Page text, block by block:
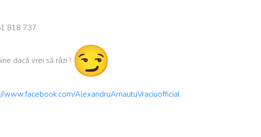
818 737
dacă vrei să râzi !
www.facebook.com/AlexandruArnautuVraciuofficial